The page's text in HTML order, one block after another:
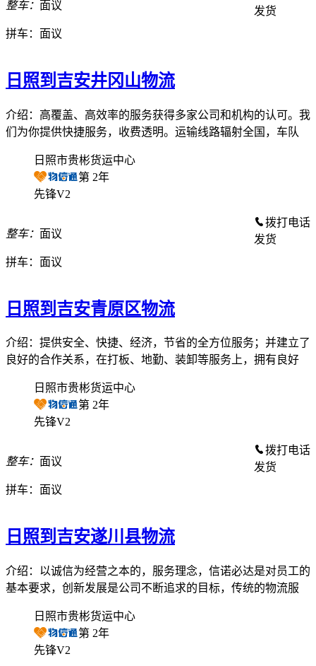
整车： 面议
拼车： 面议
发货
日照到吉安井冈山物流
介绍：高覆盖、高效率的服务获得多家公司和机构的认可。我
们为你提供快捷服务，收费透明。运输线路辐射全国，车队
日照市贵彬货运中心
第 2年
先锋V2
整车： 面议
拼车： 面议
拨打电话
发货
日照到吉安青原区物流
介绍：提供安全、快捷、经济，节省的全方位服务；并建立了
良好的合作关系，在打板、地勤、装卸等服务上，拥有良好
日照市贵彬货运中心
第 2年
先锋V2
整车： 面议
拼车： 面议
拨打电话
发货
日照到吉安遂川县物流
介绍：以诚信为经营之本的，服务理念，信诺必达是对员工的
基本要求，创新发展是公司不断追求的目标，传统的物流服
日照市贵彬货运中心
第 2年
先锋V2